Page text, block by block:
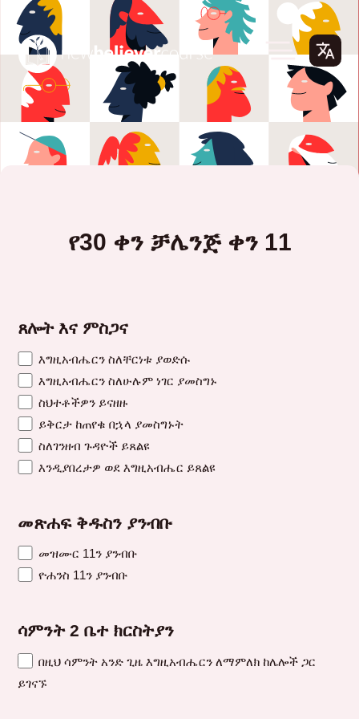
የ30 ቀን ቻሌንጅ ቀን 11
ጸሎት እና ምስጋና
እግዚአብሔርን ስለቸርነቱ ያወድሱ
እግዚአብሔርን ስለሁሉም ነገር ያመስግኑ
ስህተቶችዎን ይናዘዙ
ይቅርታ ከጠየቁ በኋላ ያመስግኑት
ስለገንዘብ ጉዳዮች ይጸልዩ
እንዲያበረታዎ ወደ እግዚአብሔር ይጸልዩ
መጽሐፍ ቅዱስን ያንብቡ
መዝሙር 11ን ያንብቡ
ዮሐንስ 11ን ያንብቡ
ሳምንት 2 ቤተ ክርስትያን
በዚህ ሳምንት አንድ ጊዜ እግዚአብሔርን ለማምለክ ከሌሎች ጋር
ይገናኙ